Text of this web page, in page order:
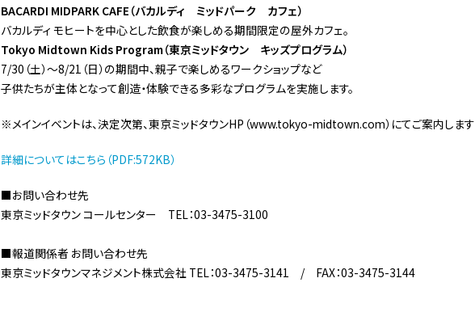
BACARDI MIDPARK CAFE（バカルディ ミッドパーク カフェ）
バカルディ モヒートを中心とした飲食が楽しめる期間限定の屋外カフェ。
Tokyo Midtown Kids Program（東京ミッドタウン キッズプログラム）
7/30（土）〜8/21（日）の期間中、親子で楽しめるワークショップなど
子供たちが主体となって創造・体験できる多彩なプログラムを実施します。
※メインイベントは、決定次第、東京ミッドタウンHP（www.tokyo-midtown.com）にてご案内します
詳細についてはこちら（PDF:572KB）
■お問い合わせ先
東京ミッドタウン コールセンター TEL：03-3475-3100
■報道関係者 お問い合わせ先
東京ミッドタウンマネジメント株式会社 TEL：03-3475-3141 / FAX：03-3475-3144